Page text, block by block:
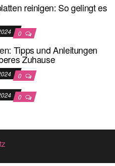
reinigen: So gelingt es
0
Tipps und Anleitungen
Zuhause
0
0